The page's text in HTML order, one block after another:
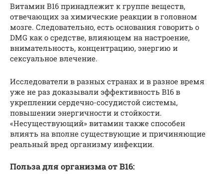
Витамин В16 принадлежит к группе веществ,
отвечающих за химические реакции в головном
мозге. Следовательно, есть основания говорить о
DMG как о средстве, влияющем на настроение,
внимательность, концентрацию, энергию и
сексуальное влечение.
Исследователи в разных странах и в разное время
уже не раз доказывали эффективность В16 в
укреплении сердечно-сосудистой системы,
повышении энергичности и стойкости.
«Несуществующий» витамин также способен
влиять на вполне существующие и причиняющие
реальный вред организму инфекции.
Польза для организма от В16: